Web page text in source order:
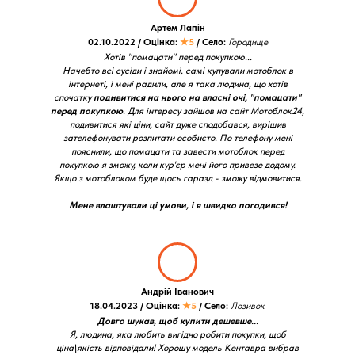
Хотів "помацати" перед покупкою...
Начебто всі сусіди і знайомі, самі купували мотоблок в
інтернеті, і мені радили, але я така людина, що хотів
спочаткуподивитися на нього на власні очі, "помацати"
перед покупкою. Для інтересу зайшов на сайт Мотоблок24,
подивитися які ціни, сайт дуже сподобався, вирішив
зателефонувати розпитати особисто. По телефону мені
пояснили, що помацати та завести мотоблок перед
покупкою я зможу, коли кур'єр мені його привезе додому.
Якщо з мотоблоком буде щось гаразд - зможу відмовитися.
Мене влаштували ці умови, і я швидко погодився!
Артем Лапін
02.10.2022 / Оцінка: ★5 / Село: Городище
Довго шукав, щоб купити дешевше...
Я, людина, яка любить вигідно робити покупки, щоб
ціна\якість відповідали! Хорошу модель Кентавра вибрав
Андрій Іванович
18.04.2023 / Оцінка: ★5 / Село: Лозивок